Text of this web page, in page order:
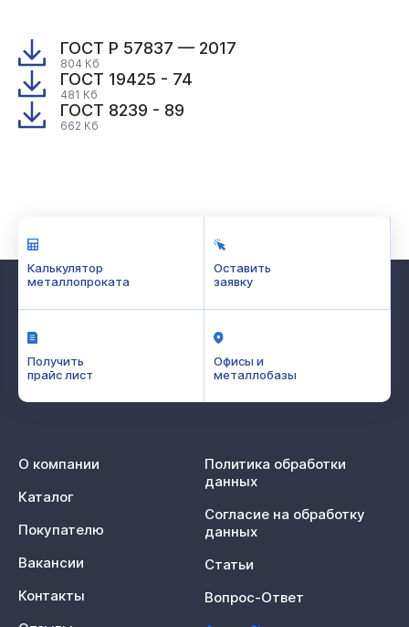
ГОСТ Р 57837 — 2017
804 Кб
ГОСТ 19425 - 74
481 Кб
ГОСТ 8239 - 89
662 Кб
Калькулятор
металлопроката
Оставить
заявку
Получить
прайс лист
Офисы и
металлобазы
О компании
Каталог
Покупателю
Вакансии
Контакты
Политика обработки
данных
Согласие на обработку
данных
Статьи
Вопрос-Ответ